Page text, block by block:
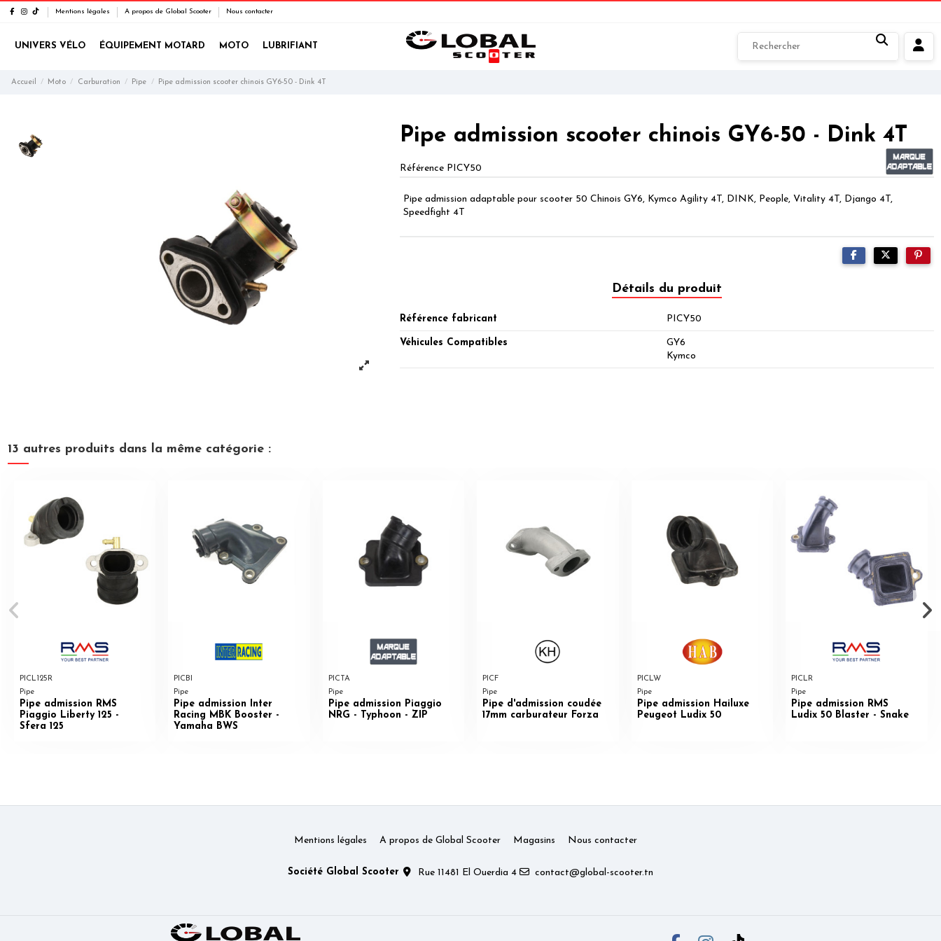
Mentions légales A propos de Global Scooter Nous contacter
UNIVERS VÉLO ÉQUIPEMENT MOTARD MOTO LUBRIFIANT
Accueil Moto Carburation Pipe Pipe admission scooter chinois GY6-50 - Dink 4T
Pipe admission scooter chinois GY6-50 - Dink 4T
Référence PICY50
Pipe admission adaptable pour scooter 50 Chinois GY6, Kymco Agility 4T, DINK, People, Vitality 4T, Django 4T,
Speedfight 4T
Détails du produit
Référence fabricant PICY50
Véhicules Compatibles
GY6
Kymco
13 autres produits dans la même catégorie :
PICL125R
Pipe
Pipe admission RMS
Piaggio Liberty 125 -
Sfera 125
PICBI
Pipe
Pipe admission Inter
Racing MBK Booster -
Yamaha BWS
PICTA
Pipe
Pipe admission Piaggio
NRG - Typhoon - ZIP
PICF
Pipe
Pipe d'admission coudée
17mm carburateur Forza
PICLW
Pipe
Pipe admission Hailuxe
Peugeot Ludix 50
PICLR
Pipe
Pipe admission RMS
Ludix 50 Blaster - Snake
Mentions légales A propos de Global Scooter Magasins Nous contacter
Société Global Scooter Rue 11481 El Ouerdia 4 contact@global-scooter.tn